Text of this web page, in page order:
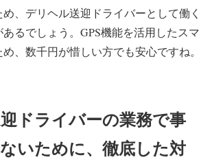
、デリヘル送迎ドライバーとして働く
るでしょう。GPS機能を活用したスマ
、数千円が惜しい方でも安心ですね。
ドライバーの業務で事
いために、徹底した対